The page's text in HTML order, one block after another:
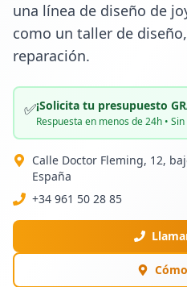
una línea de diseño de
como un taller de
reparación.
✅¡Solicita tu presupuesto
Respuesta en menos de 24h •
Calle Doctor Fleming, 12,
España
+34 961 50 28 85